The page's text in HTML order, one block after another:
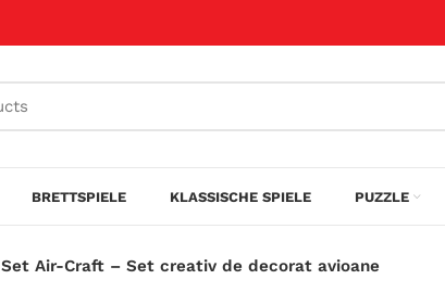
BRETTSPIELE KLASSISCHE SPIELE PUZZLE
Set Air-Craft – Set creativ de decorat avioane